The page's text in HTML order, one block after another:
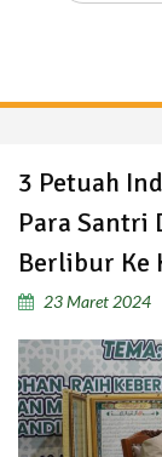
3 Petuah
Para Santri
Berlibur Ke
23 Maret 2024